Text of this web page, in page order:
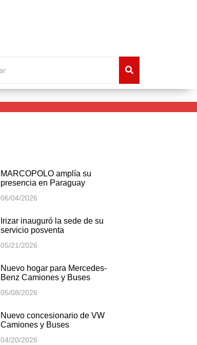
MARCOPOLO amplía su
presencia en Paraguay
06/04/2026
Irizar inauguró la sede de su
servicio posventa
05/21/2026
Nuevo hogar para Mercedes-
Benz Camiones y Buses
05/08/2026
Nuevo concesionario de VW
Camiones y Buses
04/20/2026